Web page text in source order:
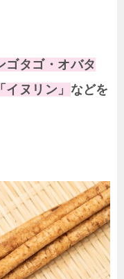
ゴタゴ・オバタ
「イヌリン」 などを